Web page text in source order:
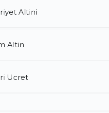
Altini
Altin
Ucret